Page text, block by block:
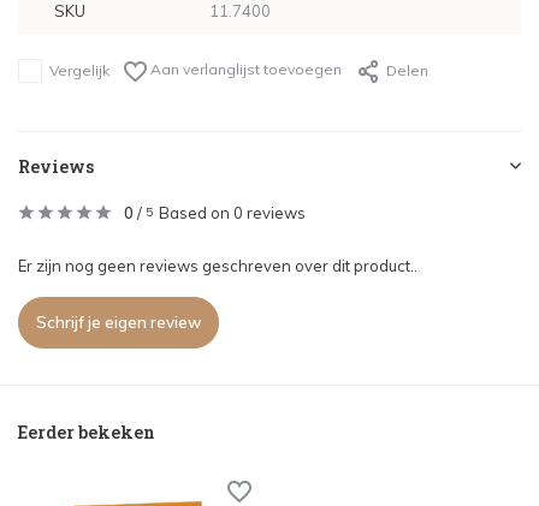
SKU 11.7400
Vergelijk Aan verlanglijst toevoegen Delen
Reviews
0 / 5 Based on 0 reviews
Er zijn nog geen reviews geschreven over dit product..
Schrijf je eigen review
Eerder bekeken